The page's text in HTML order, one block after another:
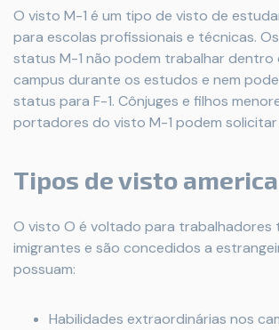
O visto M-1 é um tipo de visto de
para escolas profissionais e técnicas.
status M-1 não podem trabalhar dentro
campus durante os estudos e nem
status para F-1. Cônjuges e filhos
portadores do visto M-1 podem
Tipos de visto
O visto O é voltado para trabalhadores
imigrantes e são concedidos a
possuam:
Habilidades extraordinárias nos